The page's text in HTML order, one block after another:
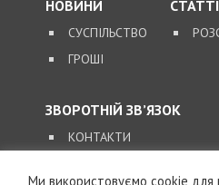
За $13
річна
Ми використовуємо cookie для